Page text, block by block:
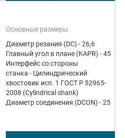
Основные размеры
Диаметр резания (DC) - 26,6
Главный угол в плане (KAPR) - 45
Интерфейс со стороны
станка - Цилиндрический
хвостовик исп. 1 ГОСТ Р 52965-
2008 (Cylindrical shank)
Диаметр соединения (DCON) - 25